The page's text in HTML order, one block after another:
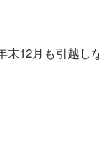
末12月も引越し